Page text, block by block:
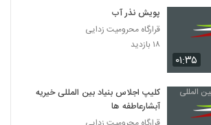
۰۱:۳۵
پویش نذر آب
قرارگاه محرومیت زدایی
۱۸ بازدید
کلیپ اجلاس بنیاد بین المللی خیریه
آبشارعاطفه ها